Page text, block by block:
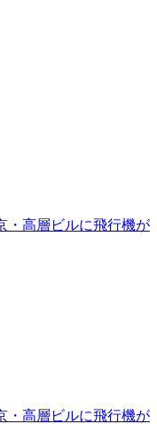
・高層ビルに飛行機が
・高層ビルに飛行機が